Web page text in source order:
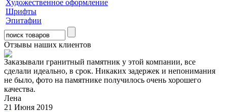
Художественное оформление
Шрифты
Эпитафии
Отзывы наших клиентов
Заказывали гранитный памятник у этой компании, все
сделали идеально, в срок. Никаких задержек и непонимания
не было, фото на памятнике получилось очень хорошего
качества.
Лена
21 Июня 2019